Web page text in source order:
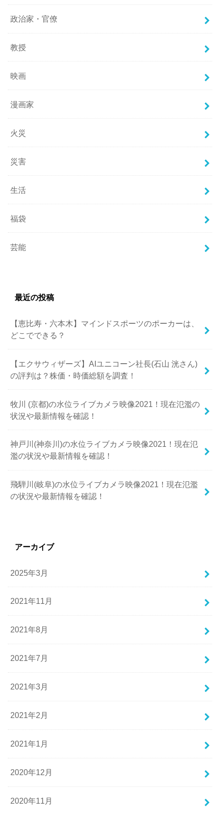
政治家・官僚
教授
映画
漫画家
火災
災害
生活
福袋
芸能
最近の投稿
【恵比寿・六本木】マインドスポーツのポーカーは、
どこでできる？
【エクサウィザーズ】AIユニコーン社長(石山 洸さん)
の評判は？株価・時価総額を調査！
牧川 (京都)の水位ライブカメラ映像2021！現在氾濫の
状況や最新情報を確認！
神戸川(神奈川)の水位ライブカメラ映像2021！現在氾
濫の状況や最新情報を確認！
飛騨川(岐阜)の水位ライブカメラ映像2021！現在氾濫
の状況や最新情報を確認！
アーカイブ
2025年3月
2021年11月
2021年8月
2021年7月
2021年3月
2021年2月
2021年1月
2020年12月
2020年11月